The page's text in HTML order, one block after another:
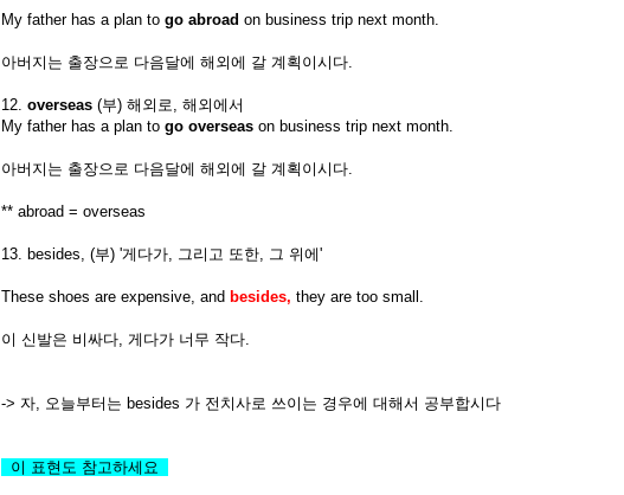
My father has a plan to go abroad on business trip next month.
아버지는 출장으로 다음달에 해외에 갈 계획이시다.
12. overseas (부) 해외로, 해외에서
My father has a plan to go overseas on business trip next month.
아버지는 출장으로 다음달에 해외에 갈 계획이시다.
** abroad = overseas
13. besides, (부) '게다가, 그리고 또한, 그 위에'
These shoes are expensive, and besides, they are too small.
이 신발은 비싸다, 게다가 너무 작다.
-> 자, 오늘부터는 besides 가 전치사로 쓰이는 경우에 대해서 공부합시다
이 표현도 참고하세요